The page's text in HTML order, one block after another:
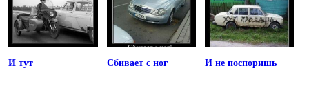
И тут Сбивает с ног И не поспоришь